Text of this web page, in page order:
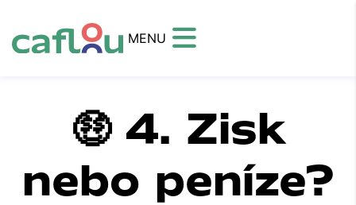
MENU
🤑 4. Zisk
nebo peníze?